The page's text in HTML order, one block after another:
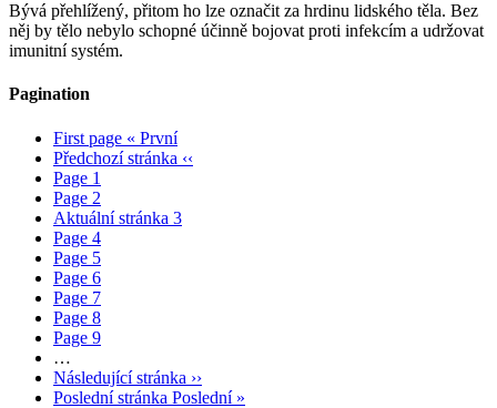
Bývá přehlížený, přitom ho lze označit za hrdinu lidského těla. Bez
něj by tělo nebylo schopné účinně bojovat proti infekcím a udržovat
imunitní systém.
Pagination
First page « První
Předchozí stránka ‹‹
Page 1
Page 2
Aktuální stránka 3
Page 4
Page 5
Page 6
Page 7
Page 8
Page 9
…
Následující stránka ››
Poslední stránka Poslední »